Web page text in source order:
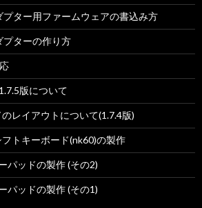
ス
ク
の
棄
方
法
ター用ファームウェアの書込み方
ターの作り方
版について
レイアウトについて(1.7.4版)
トキーボード(nk60)の製作
パッドの製作 (その2)
パッドの製作 (その1)